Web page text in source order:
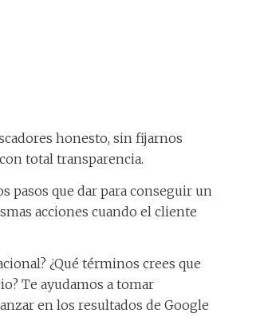
honesto, sin fijarnos
total transparencia.
pasos que dar para conseguir un
acciones cuando el cliente
¿Qué términos crees que
Te ayudamos a tomar
en los resultados de Google